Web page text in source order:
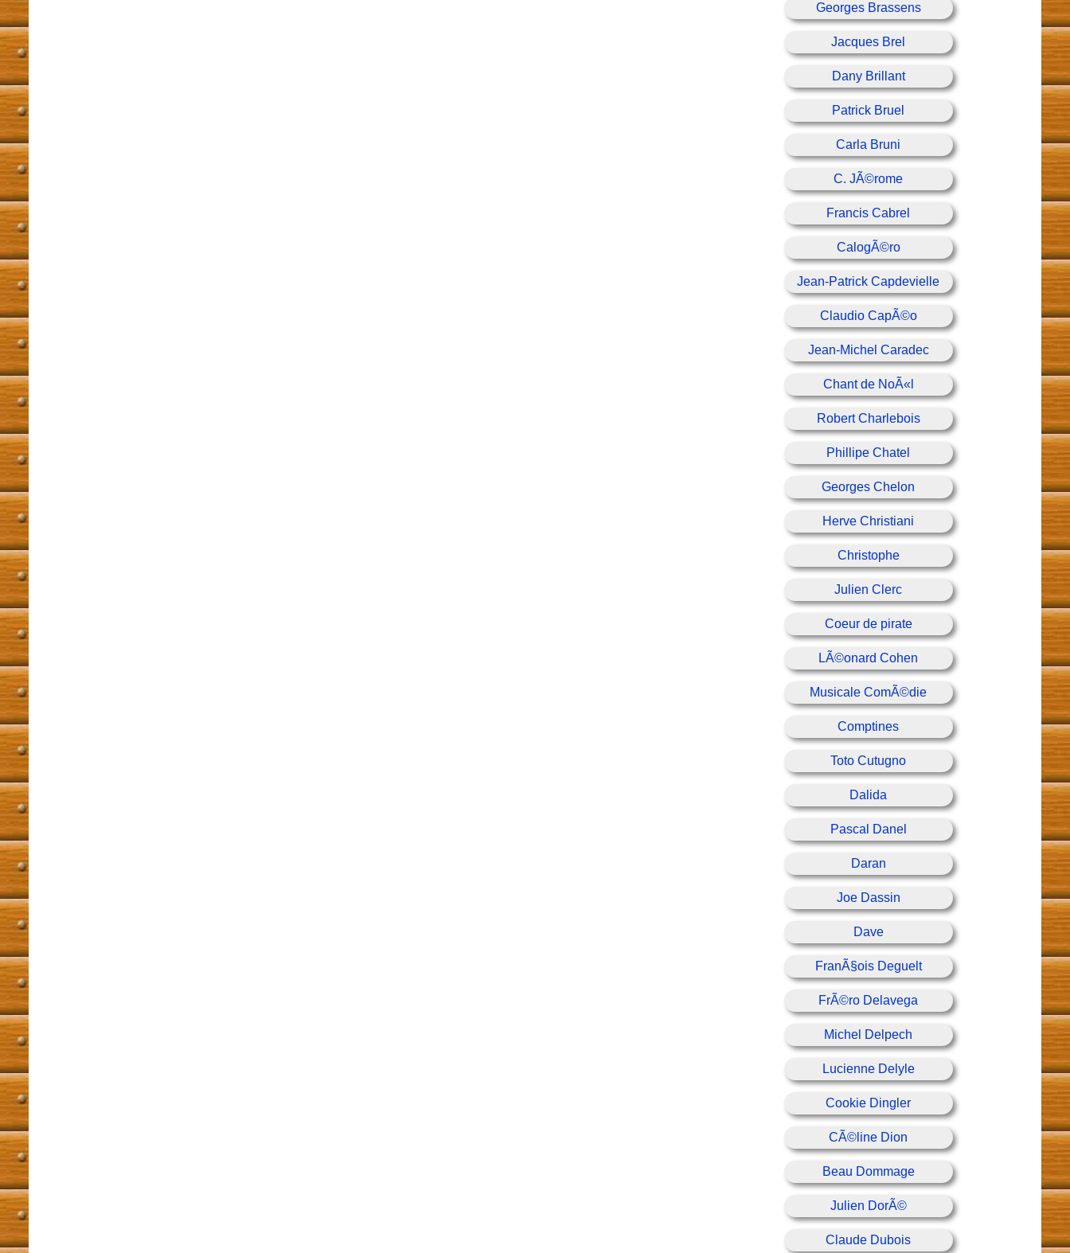
Georges Brassens
Jacques Brel
Dany Brillant
Patrick Bruel
Carla Bruni
C. JÃ©rome
Francis Cabrel
CalogÃ©ro
Jean-Patrick Capdevielle
Claudio CapÃ©o
Jean-Michel Caradec
Chant de NoÃ«l
Robert Charlebois
Phillipe Chatel
Georges Chelon
Herve Christiani
Christophe
Julien Clerc
Coeur de pirate
LÃ©onard Cohen
Musicale ComÃ©die
Comptines
Toto Cutugno
Dalida
Pascal Danel
Daran
Joe Dassin
Dave
FranÃ§ois Deguelt
FrÃ©ro Delavega
Michel Delpech
Lucienne Delyle
Cookie Dingler
CÃ©line Dion
Beau Dommage
Julien DorÃ©
Claude Dubois